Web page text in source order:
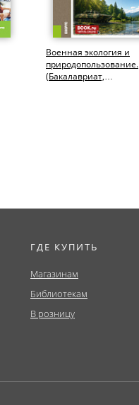
Военная экология и
природопользование.
(Бакалавриат,
ГДЕ КУПИТЬ
Магазинам
Библиотекам
В розницу